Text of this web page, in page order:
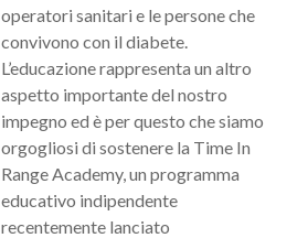
operatori sanitari e le persone che
convivono con il diabete.
L’educazione rappresenta un altro
aspetto importante del nostro
impegno ed è per questo che siamo
orgogliosi di sostenere la Time In
Range Academy, un programma
educativo indipendente
recentemente lanciato